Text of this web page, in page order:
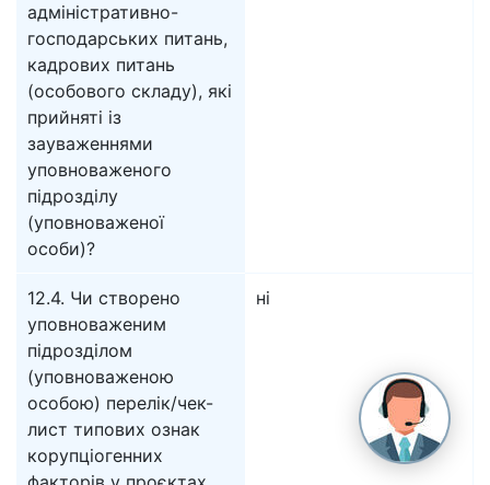
адміністративно-
господарських питань,
кадрових питань
(особового складу), які
прийняті із
зауваженнями
уповноваженого
підрозділу
(уповноваженої
особи)?
12.4. Чи створено
уповноваженим
підрозділом
(уповноваженою
особою) перелік/чек-
лист типових ознак
корупціогенних
ні